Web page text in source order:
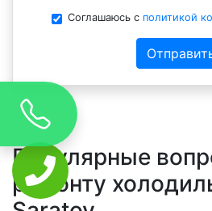
Соглашаюсь с политикой
Популярные
ремонту